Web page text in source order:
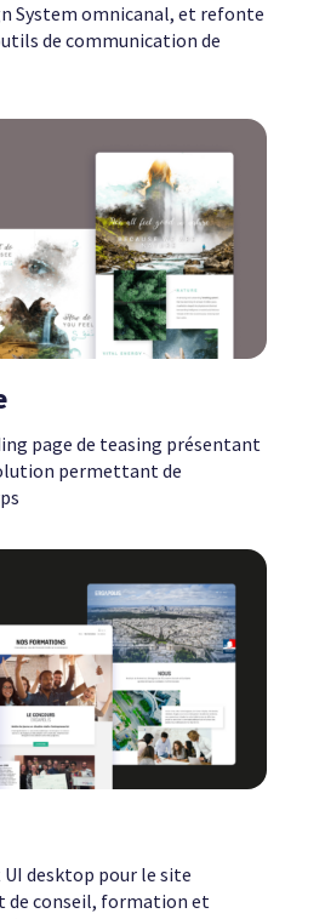
System omnicanal, et refonte
de communication de
page de teasing présentant
permettant de
desktop pour le site
de conseil, formation et